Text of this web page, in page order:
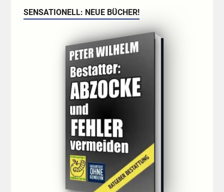
SENSATIONELL: NEUE BÜCHER!